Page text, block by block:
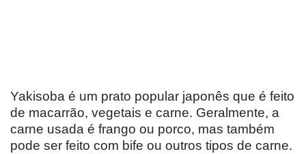
Yakisoba é um prato popular japonês que é feito
de macarrão, vegetais e carne. Geralmente, a
carne usada é frango ou porco, mas também
pode ser feito com bife ou outros tipos de carne.